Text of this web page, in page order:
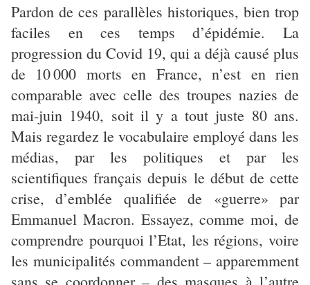
Pardon de ces parallèles historiques, bien trop
faciles en ces temps d’épidémie. La
progression du Covid 19, qui a déjà causé plus
de 10 000 morts en France, n’est en rien
comparable avec celle des troupes nazies de
mai-juin 1940, soit il y a tout juste 80 ans.
Mais regardez le vocabulaire employé dans les
médias, par les politiques et par les
scientifiques français depuis le début de cette
crise, d’emblée qualifiée de «guerre» par
Emmanuel Macron. Essayez, comme moi, de
comprendre pourquoi l’Etat, les régions, voire
les municipalités commandent – apparemment